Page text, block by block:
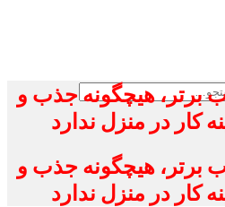
برتر، هیچگونه جذب و
کار در منزل ندارد
برتر، هیچگونه جذب و
کار در منزل ندارد